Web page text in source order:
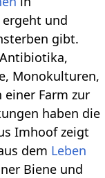
ergeht und
gibt.
Monokulturen,
einer Farm zur
haben die
Imhoof zeigt
dem Leben
Biene und